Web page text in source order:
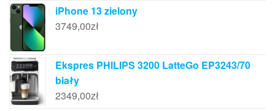
iPhone 13 zielony
3749,00zł
Ekspres PHILIPS 3200 LatteGo EP3243/70
biały
2349,00zł